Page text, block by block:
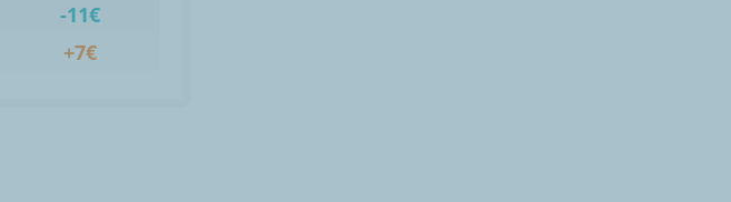
-11€
+7€